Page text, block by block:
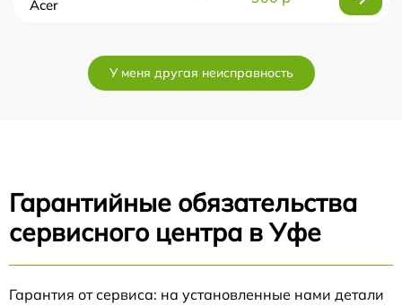
Acer
У меня другая неисправность
Гарантийные обязательства
сервисного центра в Уфе
Гарантия от сервиса: на установленные нами детали